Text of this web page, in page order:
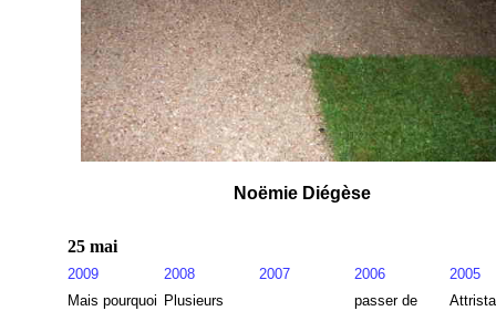
Noëmie Diégèse
25 mai
2009 2008 2007 2006
2005
Mais pourquoi Plusieurs
passer de